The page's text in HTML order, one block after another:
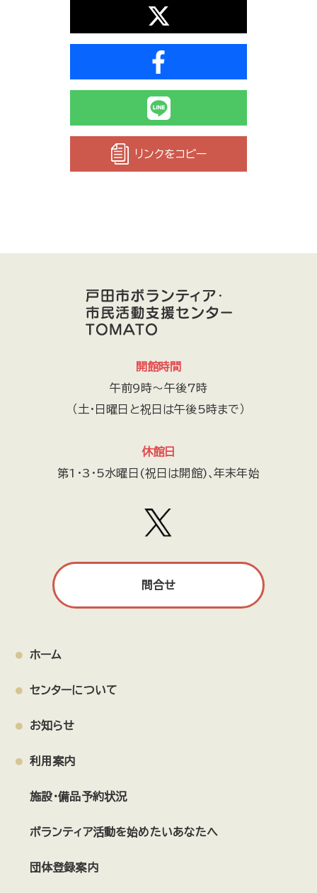
リンクをコピー
開館時間
午前9時～午後7時
（土・日曜日と祝日は午後5時まで）
休館日
第1・3・5水曜日(祝日は開館)､年末年始
問合せ
ホーム
センターについて
お知らせ
利用案内
施設・備品予約状況
ボランティア活動を始めたいあなたへ
団体登録案内